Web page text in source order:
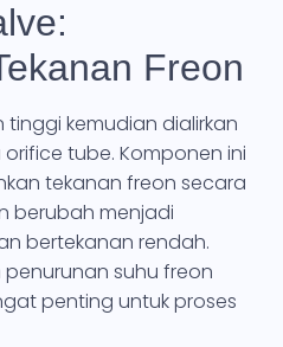
Freon
kemudian dialirkan
tube. Komponen ini
tekanan freon secara
berubah menjadi
bertekanan rendah.
suhu freon
penting untuk proses